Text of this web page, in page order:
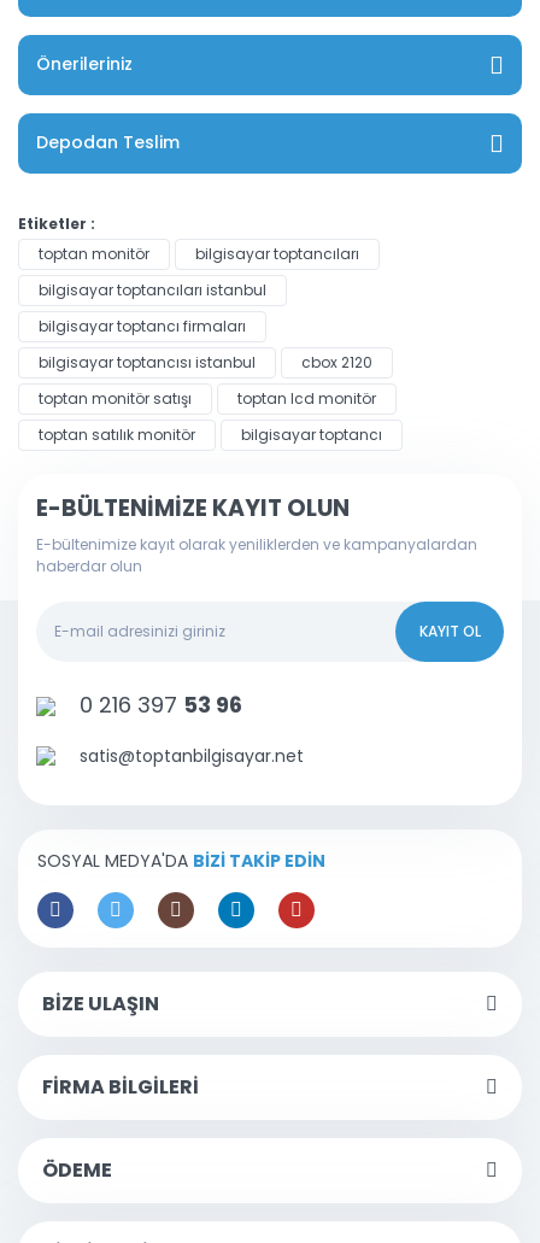
Önerileriniz
Depodan Teslim
Etiketler :
toptan monitör
bilgisayar toptancıları
bilgisayar toptancıları istanbul
bilgisayar toptancı firmaları
bilgisayar toptancısı istanbul
cbox 2120
toptan monitör satışı
toptan lcd monitör
toptan satılık monitör
bilgisayar toptancı
E-BÜLTENİMİZE KAYIT OLUN
E-bültenimize kayıt olarak yeniliklerden ve kampanyalardan
haberdar olun
KAYIT OL
0 216 397 53 96
satis@toptanbilgisayar.net
SOSYAL MEDYA'DA BİZİ TAKİP EDİN
BİZE ULAŞIN
FİRMA BİLGİLERİ
ÖDEME